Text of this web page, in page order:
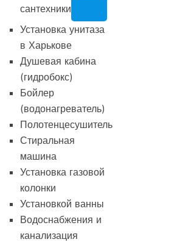
сантехники
Установка унитаза
в Харькове
Душевая кабина
(гидробокс)
Бойлер
(водонагреватель)
Полотенцесушитель
Стиральная
машина
Установка газовой
колонки
Установкой ванны
Водоснабжения и
канализация